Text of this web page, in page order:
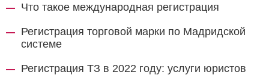
Что такое международная регистрация
Регистрация торговой марки по Мадридской
системе
Регистрация ТЗ в 2022 году: услуги юристов